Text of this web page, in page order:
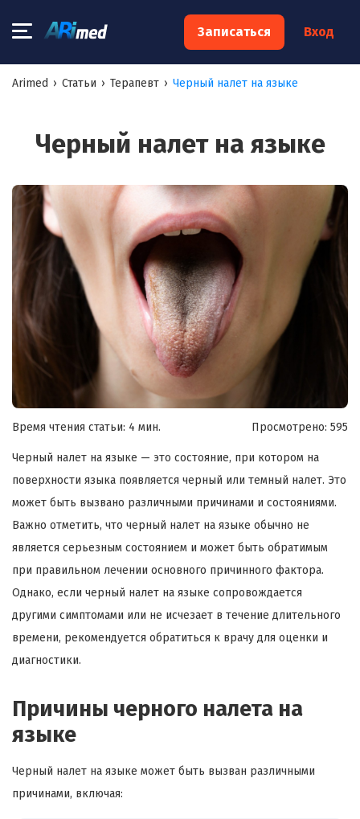
Записаться Вход
Arimed › Статьи › Терапевт › Черный налет на языке
Черный налет на языке
Время чтения статьи: 4 мин. Просмотрено: 595
Черный налет на языке — это состояние, при котором на
поверхности языка появляется черный или темный налет. Это
может быть вызвано различными причинами и состояниями.
Важно отметить, что черный налет на языке обычно не
является серьезным состоянием и может быть обратимым
при правильном лечении основного причинного фактора.
Однако, если черный налет на языке сопровождается
другими симптомами или не исчезает в течение длительного
времени, рекомендуется обратиться к врачу для оценки и
диагностики.
Причины черного налета на
языке
Черный налет на языке может быть вызван различными
причинами, включая:
×
Запишитесь на консультацию к
Ваше имя:*
Ваш телефон:*
Ваш e-mail:*
Я согласен на обработку моих персональных данных